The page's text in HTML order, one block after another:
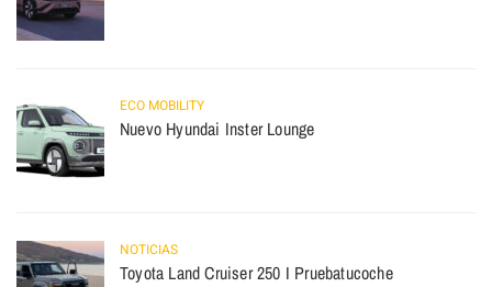
ECO MOBILITY
Nuevo Hyundai Inster Lounge
NOTICIAS
Toyota Land Cruiser 250 I Pruebatucoche